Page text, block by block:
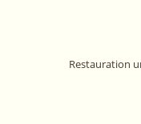
Restauration